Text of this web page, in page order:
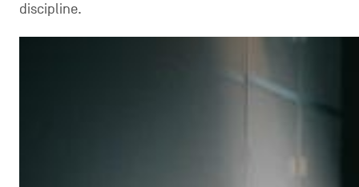
discipline.